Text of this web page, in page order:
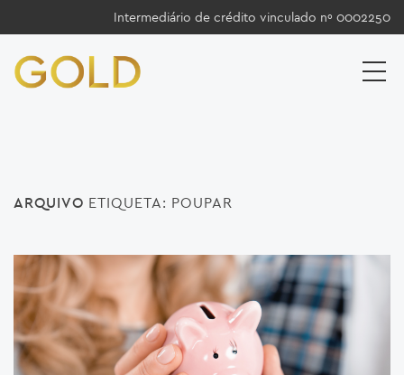
Intermediário de crédito vinculado nº 0002250
ARQUIVO ETIQUETA: POUPAR